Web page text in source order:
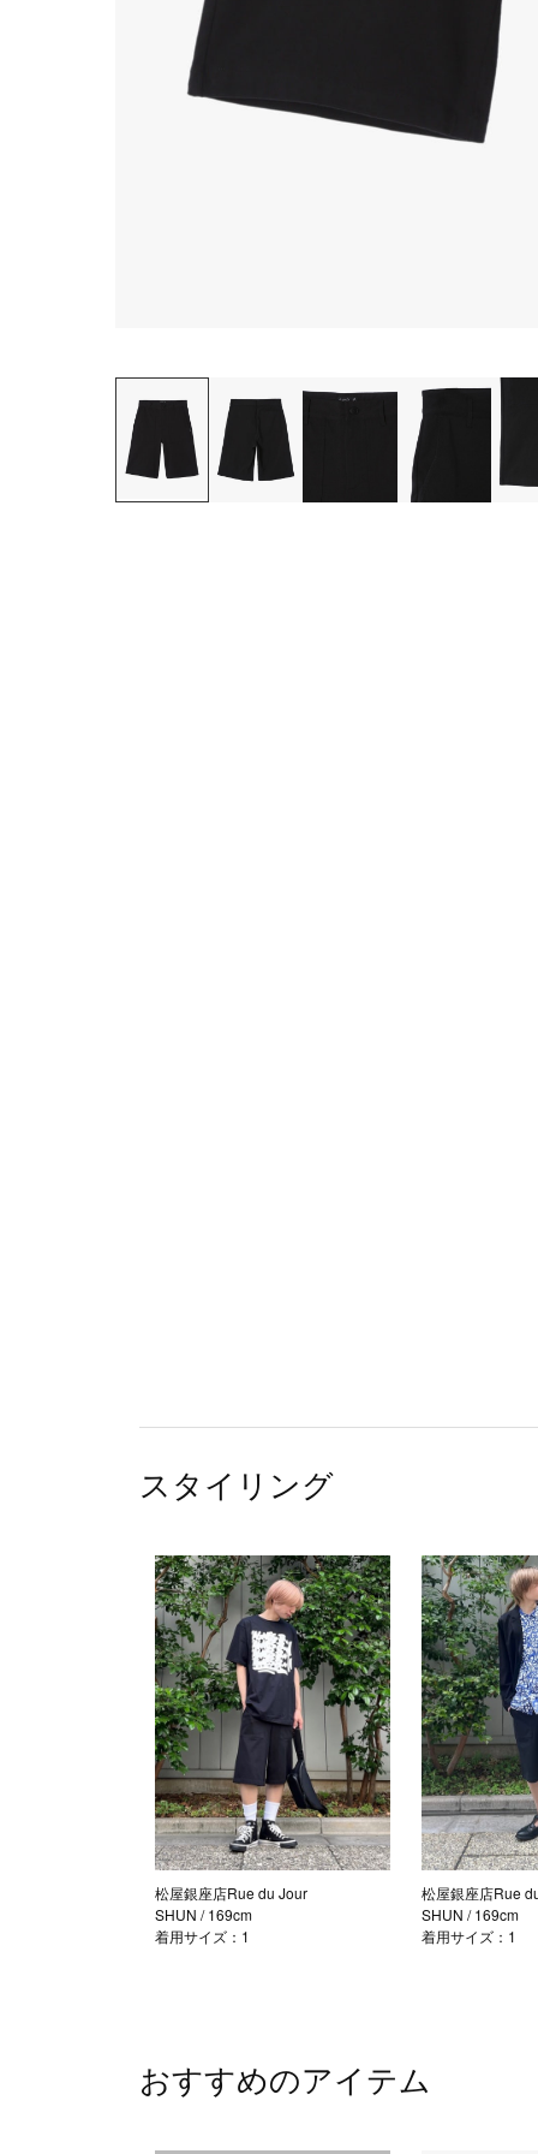
スタイリング
松屋銀座店Rue du Jour
SHUN / 169cm
着用サイズ：1
松屋銀座店Rue
SHUN/ 169cm
着用サイズ：1
おすすめのアイテム